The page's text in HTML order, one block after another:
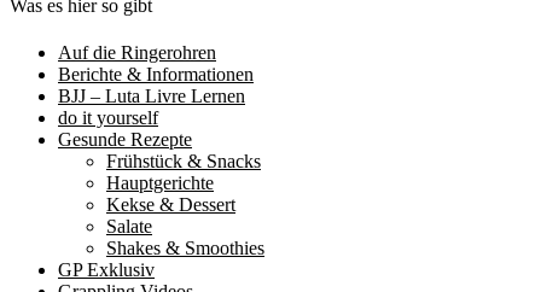
Was es hier so gibt
Auf die Ringerohren
Berichte & Informationen
BJJ – Luta Livre Lernen
do it yourself
Gesunde Rezepte
Frühstück & Snacks
Hauptgerichte
Kekse & Dessert
Salate
Shakes & Smoothies
GP Exklusiv